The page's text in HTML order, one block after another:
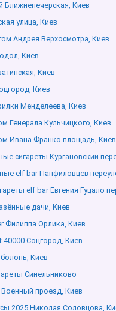
Ближнепечерская, Киев
улица, Киев
Андрея Верхосмотра, Киев
Киев
Киев
Киев
Менделеева, Киев
Генерала Кульчицкого, Киев
Ивана Франко площадь, Киев
сигареты Кургановский
elf bar Панфиловцев
elf bar Евгения Гуцало
дачи, Киев
Филиппа Орлика, Киев
40000 Соцгород, Киев
Киев
Синельниково
проезд, Киев
2025 Николая Соловцова,